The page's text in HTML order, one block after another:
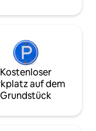
Kostenloser
auf dem
Grundstück